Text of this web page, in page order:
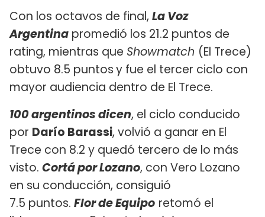
Con los octavos de final, La Voz
Argentina promedió los 21.2 puntos de
rating, mientras que Showmatch (El Trece)
obtuvo 8.5 puntosy fue el tercer ciclo con
mayor audiencia dentro de El Trece.
100 argentinos dicen, el ciclo conducido
por Darío Barassi, volvió a ganar en El
Trece con 8.2 y quedó tercero de lo más
visto. Cortá por Lozano, con Vero Lozano
en su conducción, consiguió
7.5 puntos. Flor de Equipo retomó el